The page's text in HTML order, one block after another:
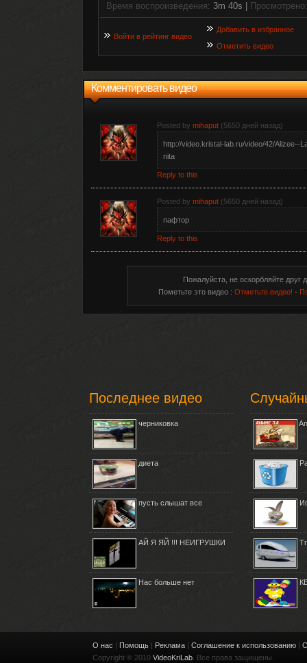
Время воспроизведения: 3m 40s | Просмотрено:
Войти в рейтинг видео
Добавить в избранное
Отметить видео
Комментировать видео
Posted by mihaput (5650 дней назад)
http://video.kristal-lab.ru/video/42/Alizee--
nita
Reply to this
Posted by mihaput (5650 дней назад)
пафтор
Reply to this
Пожалуйста, не оскорбляйте друг
Пометьте это видео : Отметьте видео! -
Последнее видео
черниковка
диета
пусть слышат все
АЙ Я ЯЙ !!! НЕИГРУШКИ
Нас больше нет
О нас | Помощь | Реклама | Соглашение к использованию |
Copyright © 2010 VideoKriLab . Все права защищены.